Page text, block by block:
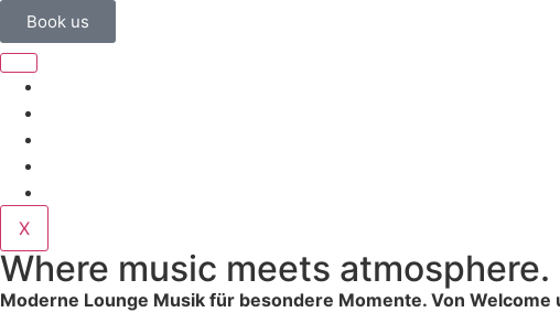
Book us
X
Where music meets atmosphere.
Moderne Lounge Musik für besondere Momente. Von